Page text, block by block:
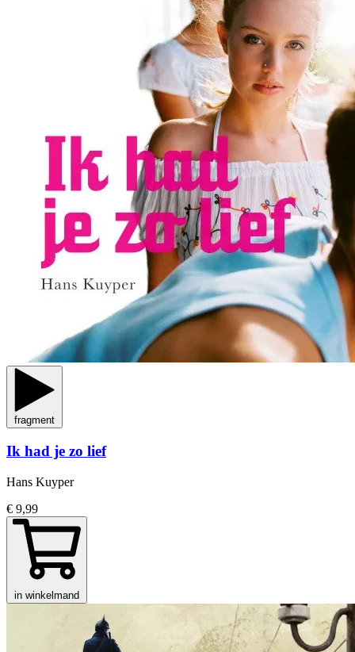
fragment
Ik had je zo lief
Hans Kuyper
€ 9,99
in winkelmand